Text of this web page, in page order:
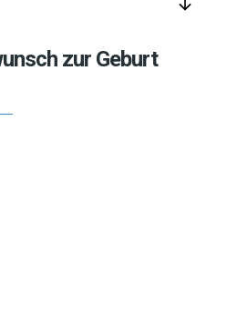
arrow_downward
zur Geburt